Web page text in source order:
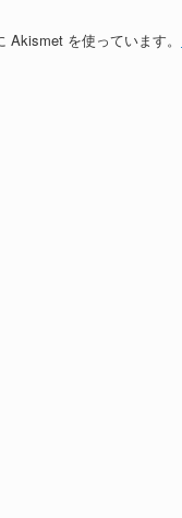
を使っています。